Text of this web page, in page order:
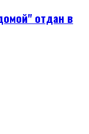
отдан в